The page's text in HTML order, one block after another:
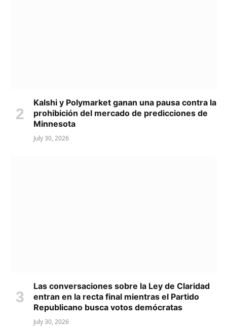
Kalshi y Polymarket ganan una pausa contra la
prohibición del mercado de predicciones de
Minnesota
July 30, 2026
Las conversaciones sobre la Ley de Claridad
entran en la recta final mientras el Partido
Republicano busca votos demócratas
July 30, 2026